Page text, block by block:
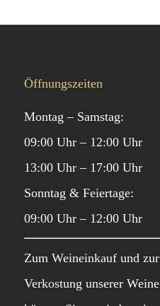
Öffnungszeiten
Montag – Samstag:
09:00 Uhr – 12:00 Uhr
13:00 Uhr – 17:00 Uhr
Sonntag & Feiertage:
09:00 Uhr – 12:00 Uhr
Zum Weineinkauf und zur
Verkostung unserer Weine